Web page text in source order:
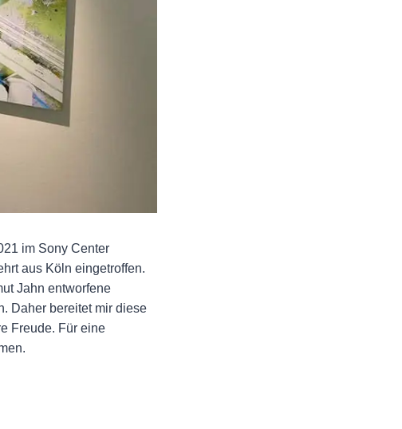
im Sony Center
aus Köln eingetroffen.
Jahn entworfene
Daher bereitet mir diese
Freude. Für eine